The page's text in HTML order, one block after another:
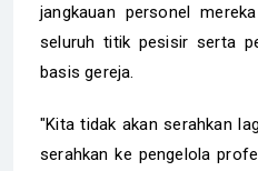
jangkauan personel
seluruh titik pesisir serta
basis gereja.
"Kita tidak akan serahkan
serahkan ke pengelola